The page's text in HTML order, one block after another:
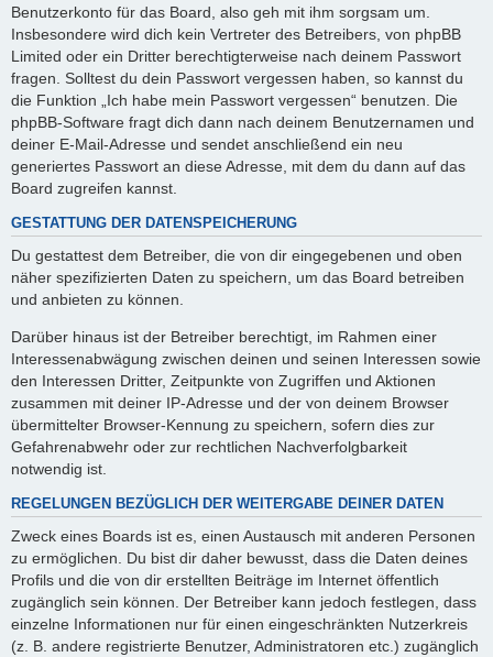
Benutzerkonto für das Board, also geh mit ihm sorgsam um.
Insbesondere wird dich kein Vertreter des Betreibers, von phpBB
Limited oder ein Dritter berechtigterweise nach deinem Passwort
fragen. Solltest du dein Passwort vergessen haben, so kannst du
die Funktion „Ich habe mein Passwort vergessen“ benutzen. Die
phpBB-Software fragt dich dann nach deinem Benutzernamen und
deiner E-Mail-Adresse und sendet anschließend ein neu
generiertes Passwort an diese Adresse, mit dem du dann auf das
Board zugreifen kannst.
GESTATTUNG DER DATENSPEICHERUNG
Du gestattest dem Betreiber, die von dir eingegebenen und oben
näher spezifizierten Daten zu speichern, um das Board betreiben
und anbieten zu können.
Darüber hinaus ist der Betreiber berechtigt, im Rahmen einer
Interessenabwägung zwischen deinen und seinen Interessen sowie
den Interessen Dritter, Zeitpunkte von Zugriffen und Aktionen
zusammen mit deiner IP-Adresse und der von deinem Browser
übermittelter Browser-Kennung zu speichern, sofern dies zur
Gefahrenabwehr oder zur rechtlichen Nachverfolgbarkeit
notwendig ist.
REGELUNGEN BEZÜGLICH DER WEITERGABE DEINER DATEN
Zweck eines Boards ist es, einen Austausch mit anderen Personen
zu ermöglichen. Du bist dir daher bewusst, dass die Daten deines
Profils und die von dir erstellten Beiträge im Internet öffentlich
zugänglich sein können. Der Betreiber kann jedoch festlegen, dass
einzelne Informationen nur für einen eingeschränkten Nutzerkreis
(z. B. andere registrierte Benutzer, Administratoren etc.) zugänglich